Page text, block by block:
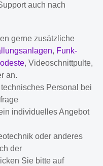
auch nach
gerne zusätzliche
, Funk-
, Videoschnittpulte,
an.
Personal bei
individuelles Angebot
oder anderes
der
Sie bitte auf